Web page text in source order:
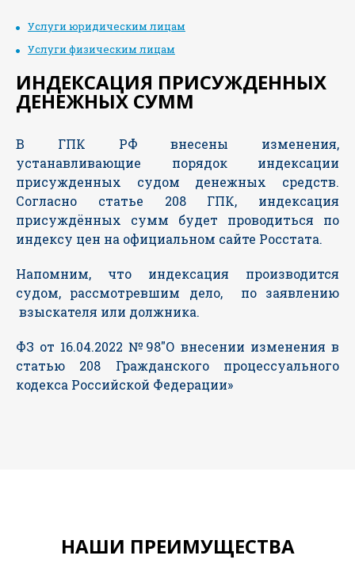
Услуги юридическим лицам
Услуги физическим лицам
ИНДЕКСАЦИЯ ПРИСУЖДЕННЫХ
ДЕНЕЖНЫХ СУММ
В ГПК РФ внесены изменения,
устанавливающие порядок индексации
присужденных судом денежных средств.
Согласно статье 208 ГПК, индексация
присуждённых сумм будет проводиться по
индексу цен на официальном сайте Росстата.
Напомним, что индексация производится
судом, рассмотревшим дело, по заявлению
взыскателя или должника.
ФЗ от 16.04.2022 №98″О внесении изменения в
статью 208 Гражданского процессуального
кодекса Российской Федерации»
НАШИ ПРЕИМУЩЕСТВА